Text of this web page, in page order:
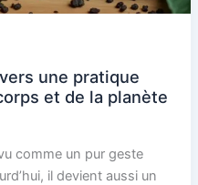
une pratique
et de la planète
comme un pur geste
il devient aussi un